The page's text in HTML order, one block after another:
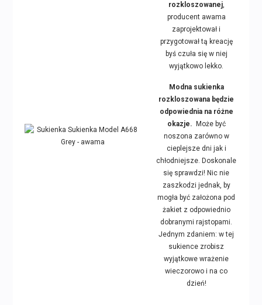
rozkloszowanej,
producent awama
zaprojektował i
przygotował tą kreację
byś czuła się w niej
wyjątkowo lekko.
Modna sukienka
rozkloszowana będzie
odpowiednia na różne
okazje.
Może być
noszona zarówno w
cieplejsze dni jak i
chłodniejsze. Doskonale
się sprawdzi! Nic nie
zaszkodzi jednak, by
mogła być założona pod
żakiet z odpowiednio
dobranymi rajstopami.
Jednym zdaniem: w tej
sukience zrobisz
wyjątkowe wrażenie
wieczorowo i na co
dzień!